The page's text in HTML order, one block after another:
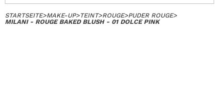
STARTSEITE>MAKE-UP>TEINT>ROUGE>PUDER ROUGE>
MILANI - ROUGE BAKED BLUSH - 01 DOLCE PINK